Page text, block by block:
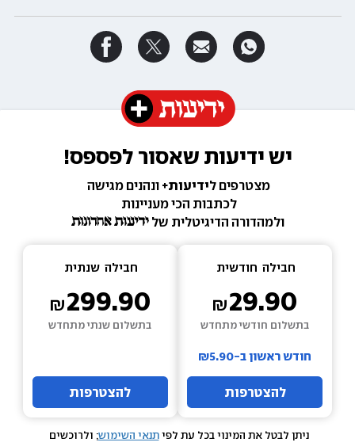
יש ידיעות שאסור לפספס!
מצטרפים לידיעות+ ונהנים מגישה
לכתבות הכי מעניינות
ולמהדורה הדיגיטלית של
חבילה חודשית
29.90
בתשלום חודשי מתחדש
חודש ראשון ב-₪5.90
להצטרפות
חבילה שנתית
299.90
בתשלום שנתי מתחדש
להצטרפות
ניתן לבטל את המינוי בכל עת לפי תנאי השימוש; ולרוכשים